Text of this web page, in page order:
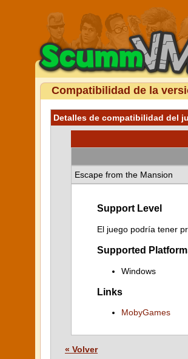
Compatibilidad de la
Detalles de compatibilidad del
Escape from the Mansion
Support Level
El juego podría tener
Supported
Windows
Links
MobyGames
« Volver